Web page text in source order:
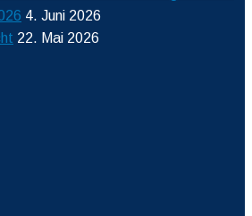
4. Juni 2026
22. Mai 2026